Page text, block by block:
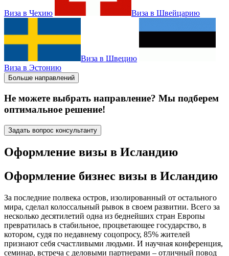
Виза в Чехию Виза в Швейцарию
Виза в Швецию
Виза в Эстонию
Больше направлений
Не можете выбрать направление? Мы подберем
оптимальное решение!
Задать вопрос консультанту
Оформление визы в Исландию
Оформление бизнес визы в Исландию
За последние полвека остров, изолированный от остального
мира, сделал колоссальный рывок в своем развитии. Всего за
несколько десятилетий одна из беднейших стран Европы
превратилась в стабильное, процветающее государство, в
котором, судя по недавнему соцопросу, 85% жителей
признают себя счастливыми людьми. И научная конференция,
семинар, встреча с деловыми партнерами – отличный повод